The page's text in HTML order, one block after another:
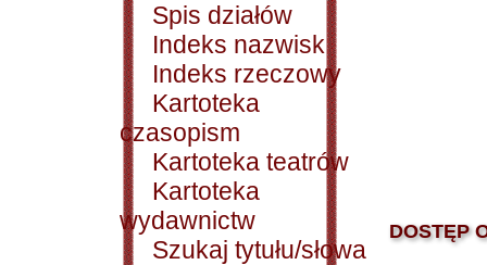
Spis działów
Indeks nazwisk
Indeks rzeczowy
Kartoteka
czasopism
Kartoteka teatrów
Kartoteka
wydawnictw
Szukaj tytułu/słowa
DOSTĘP